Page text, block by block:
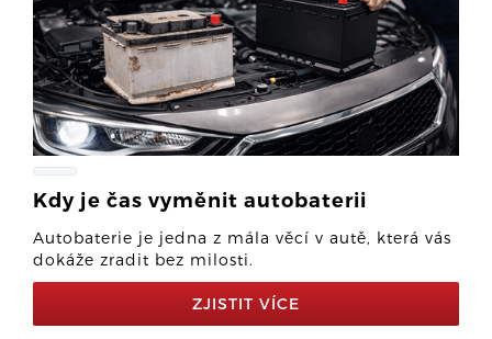
Kdy je čas vyměnit autobaterii
Autobaterie je jedna z mála věcí v autě, která vás
dokáže zradit bez milosti.
ZJISTIT VÍCE